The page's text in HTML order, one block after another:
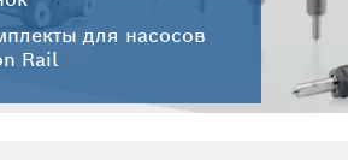
для насосов
Rail